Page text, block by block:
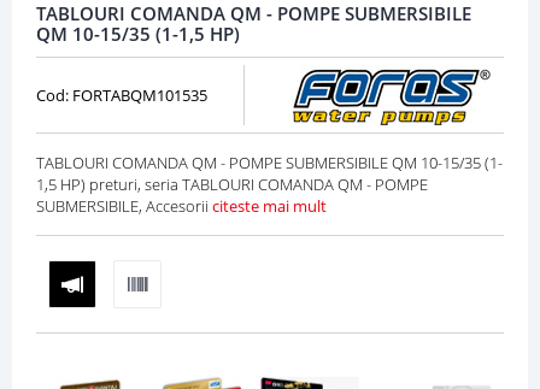
TABLOURI COMANDA QM - POMPE SUBMERSIBILE
QM 10-15/35 (1-1,5 HP)
Cod: FORTABQM101535
TABLOURI COMANDA QM - POMPE SUBMERSIBILE QM 10-15/35 (1-
1,5 HP) preturi, seria TABLOURI COMANDA QM - POMPE
SUBMERSIBILE, Accesorii citeste mai mult